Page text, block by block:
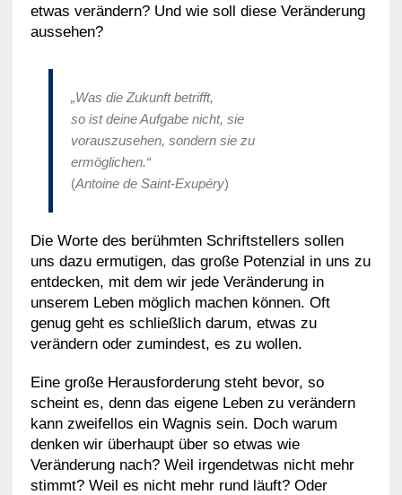
etwas verändern? Und wie soll diese Veränderung
aussehen?
„Was die Zukunft betrifft,
so ist deine Aufgabe nicht, sie
vorauszusehen, sondern sie zu
ermöglichen.“
(Antoine de Saint-Exupéry)
Die Worte des berühmten Schriftstellers sollen
uns dazu ermutigen, das große Potenzial in uns zu
entdecken, mit dem wir jede Veränderung in
unserem Leben möglich machen können. Oft
genug geht es schließlich darum, etwas zu
verändern oder zumindest, es zu wollen.
Eine große Herausforderung steht bevor, so
scheint es, denn das eigene Leben zu verändern
kann zweifellos ein Wagnis sein. Doch warum
denken wir überhaupt über so etwas wie
Veränderung nach? Weil irgendetwas nicht mehr
stimmt? Weil es nicht mehr rund läuft? Oder